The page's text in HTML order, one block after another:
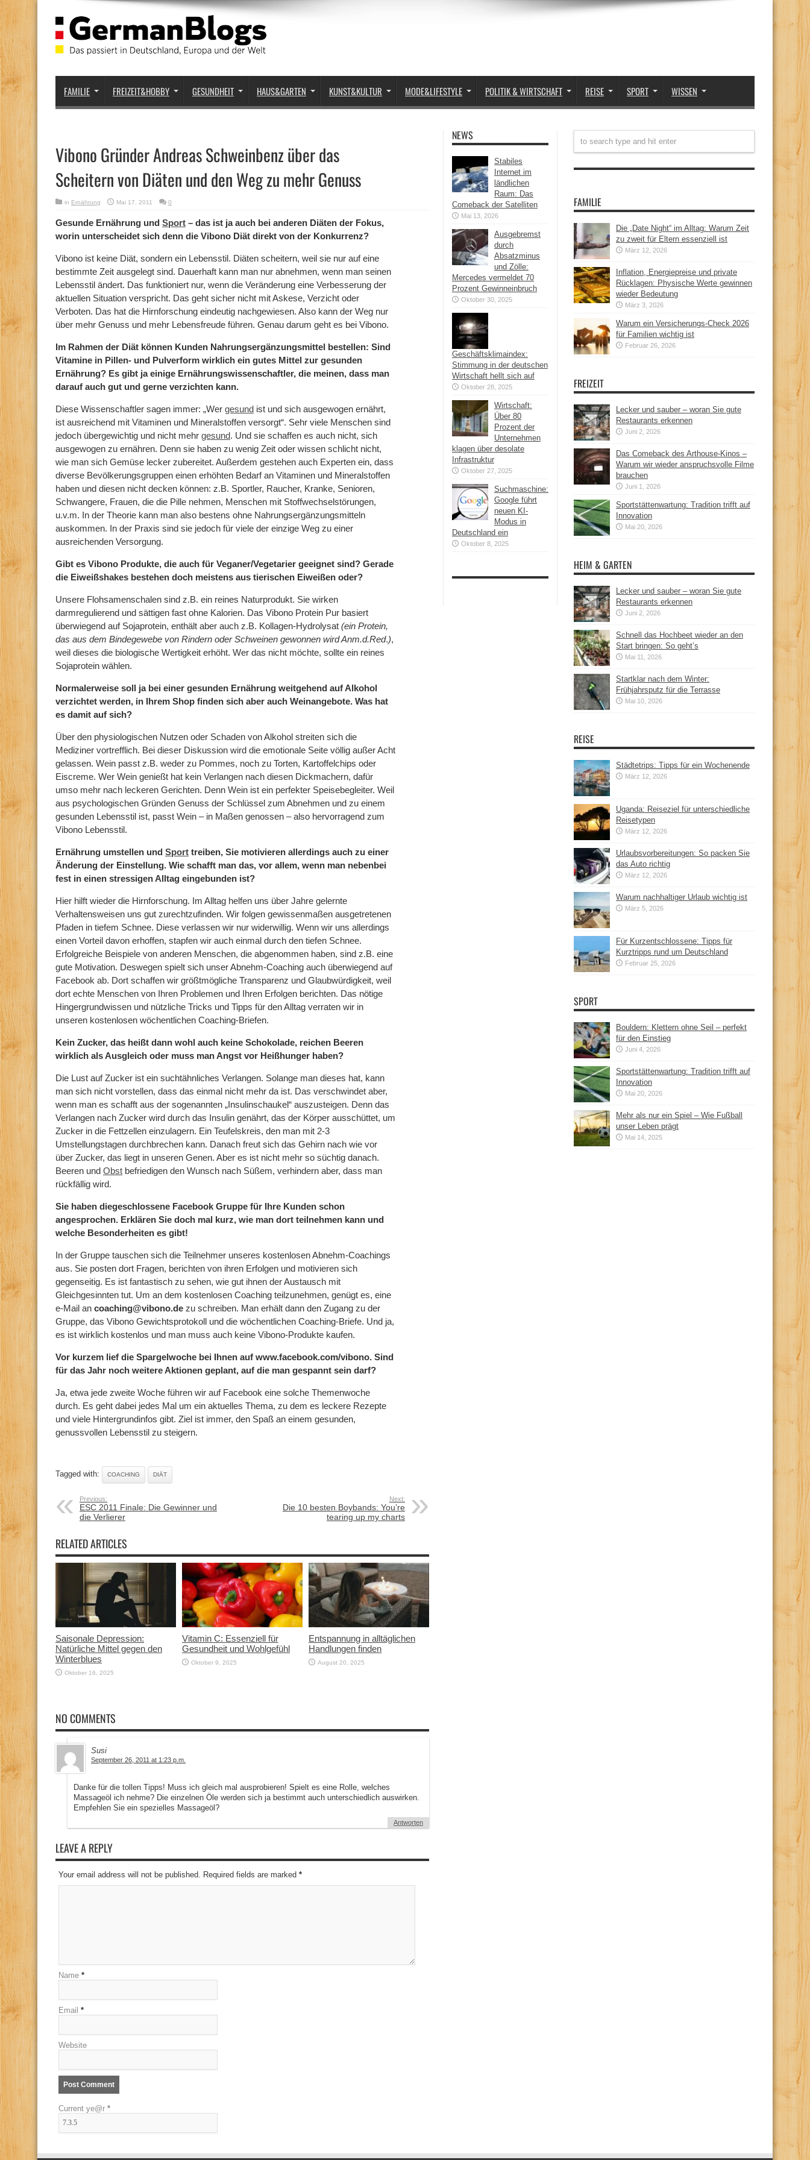
FAMILIE FREIZEIT&HOBBY GESUNDHEIT HAUS&GARTEN KUNST&KULTUR MODE&LIFESTYLE POLITIK & WIRTSCHAFT REISE SPORT WISSEN
Vibono Gründer Andreas Schweinbenz über das
Scheitern von Diäten und den Weg zu mehr Genuss
in Ernährung Mai 17, 2011 0
Gesunde Ernährung und Sport – das ist ja auch bei anderen Diäten der Fokus,
worin unterscheidet sich denn die Vibono Diät direkt von der Konkurrenz?
Vibono ist keine Diät, sondern ein Lebensstil. Diäten scheitern, weil sie nur auf eine
bestimmte Zeit ausgelegt sind. Dauerhaft kann man nur abnehmen, wenn man seinen
Lebensstil ändert. Das funktioniert nur, wenn die Veränderung eine Verbesserung der
aktuellen Situation verspricht. Das geht sicher nicht mit Askese, Verzicht oder
Verboten. Das hat die Hirnforschung eindeutig nachgewiesen. Also kann der Weg nur
über mehr Genuss und mehr Lebensfreude führen. Genau darum geht es bei Vibono.
Im Rahmen der Diät können Kunden Nahrungsergänzungsmittel bestellen: Sind
Vitamine in Pillen- und Pulverform wirklich ein gutes Mittel zur gesunden
Ernährung? Es gibt ja einige Ernährungswissenschaftler, die meinen, dass man
darauf auch gut und gerne verzichten kann.
Diese Wissenschaftler sagen immer: „Wer gesund ist und sich ausgewogen ernährt,
ist ausreichend mit Vitaminen und Mineralstoffen versorgt“. Sehr viele Menschen sind
jedoch übergewichtig und nicht mehr gesund. Und sie schaffen es auch nicht, sich
ausgewogen zu ernähren. Denn sie haben zu wenig Zeit oder wissen schlicht nicht,
wie man sich Gemüse lecker zubereitet. Außerdem gestehen auch Experten ein, dass
diverse Bevölkerungsgruppen einen erhöhten Bedarf an Vitaminen und Mineralstoffen
haben und diesen nicht decken können: z.B. Sportler, Raucher, Kranke, Senioren,
Schwangere, Frauen, die die Pille nehmen, Menschen mit Stoffwechselstörungen,
u.v.m. In der Theorie kann man also bestens ohne Nahrungsergänzungsmitteln
auskommen. In der Praxis sind sie jedoch für viele der einzige Weg zu einer
ausreichenden Versorgung.
Gibt es Vibono Produkte, die auch für Veganer/Vegetarier geeignet sind? Gerade
die Eiweißshakes bestehen doch meistens aus tierischen Eiweißen oder?
Unsere Flohsamenschalen sind z.B. ein reines Naturprodukt. Sie wirken
darmregulierend und sättigen fast ohne Kalorien. Das Vibono Protein Pur basiert
überwiegend auf Sojaprotein, enthält aber auch z.B. Kollagen-Hydrolysat (ein Protein,
das aus dem Bindegewebe von Rindern oder Schweinen gewonnen wird Anm.d.Red.),
weil dieses die biologische Wertigkeit erhöht. Wer das nicht möchte, sollte ein reines
Sojaprotein wählen.
Normalerweise soll ja bei einer gesunden Ernährung weitgehend auf Alkohol
verzichtet werden, in Ihrem Shop finden sich aber auch Weinangebote. Was hat
es damit auf sich?
Über den physiologischen Nutzen oder Schaden von Alkohol streiten sich die
Mediziner vortrefflich. Bei dieser Diskussion wird die emotionale Seite völlig außer Acht
gelassen. Wein passt z.B. weder zu Pommes, noch zu Torten, Kartoffelchips oder
Eiscreme. Wer Wein genießt hat kein Verlangen nach diesen Dickmachern, dafür
umso mehr nach leckeren Gerichten. Denn Wein ist ein perfekter Speisebegleiter. Weil
aus psychologischen Gründen Genuss der Schlüssel zum Abnehmen und zu einem
gesunden Lebensstil ist, passt Wein – in Maßen genossen – also hervorragend zum
Vibono Lebensstil.
Ernährung umstellen und Sport treiben, Sie motivieren allerdings auch zu einer
Änderung der Einstellung. Wie schafft man das, vor allem, wenn man nebenbei
fest in einen stressigen Alltag eingebunden ist?
Hier hilft wieder die Hirnforschung. Im Alltag helfen uns über Jahre gelernte
Verhaltensweisen uns gut zurechtzufinden. Wir folgen gewissenmaßen ausgetretenen
Pfaden in tiefem Schnee. Diese verlassen wir nur widerwillig. Wenn wir uns allerdings
einen Vorteil davon erhoffen, stapfen wir auch einmal durch den tiefen Schnee.
Erfolgreiche Beispiele von anderen Menschen, die abgenommen haben, sind z.B. eine
gute Motivation. Deswegen spielt sich unser Abnehm-Coaching auch überwiegend auf
Facebook ab. Dort schaffen wir größtmögliche Transparenz und Glaubwürdigkeit, weil
dort echte Menschen von Ihren Problemen und Ihren Erfolgen berichten. Das nötige
Hingergrundwissen und nützliche Tricks und Tipps für den Alltag verraten wir in
unseren kostenlosen wöchentlichen Coaching-Briefen.
Kein Zucker, das heißt dann wohl auch keine Schokolade, reichen Beeren
wirklich als Ausgleich oder muss man Angst vor Heißhunger haben?
Die Lust auf Zucker ist ein suchtähnliches Verlangen. Solange man dieses hat, kann
man sich nicht vorstellen, dass das einmal nicht mehr da ist. Das verschwindet aber,
wenn man es schafft aus der sogenannten „Insulinschaukel“ auszusteigen. Denn das
Verlangen nach Zucker wird durch das Insulin genährt, das der Körper ausschüttet, um
Zucker in die Fettzellen einzulagern. Ein Teufelskreis, den man mit 2-3
Umstellungstagen durchbrechen kann. Danach freut sich das Gehirn nach wie vor
über Zucker, das liegt in unseren Genen. Aber es ist nicht mehr so süchtig danach.
Beeren und Obst befriedigen den Wunsch nach Süßem, verhindern aber, dass man
rückfällig wird.
Sie haben diegeschlossene Facebook Gruppe für Ihre Kunden schon
angesprochen. Erklären Sie doch mal kurz, wie man dort teilnehmen kann und
welche Besonderheiten es gibt!
In der Gruppe tauschen sich die Teilnehmer unseres kostenlosen Abnehm-Coachings
aus. Sie posten dort Fragen, berichten von ihren Erfolgen und motivieren sich
gegenseitig. Es ist fantastisch zu sehen, wie gut ihnen der Austausch mit
Gleichgesinnten tut. Um an dem kostenlosen Coaching teilzunehmen, genügt es, eine
e-Mail an coaching@vibono.de zu schreiben. Man erhält dann den Zugang zu der
Gruppe, das Vibono Gewichtsprotokoll und die wöchentlichen Coaching-Briefe. Und ja,
es ist wirklich kostenlos und man muss auch keine Vibono-Produkte kaufen.
Vor kurzem lief die Spargelwoche bei Ihnen auf www.facebook.com/vibono. Sind
für das Jahr noch weitere Aktionen geplant, auf die man gespannt sein darf?
Ja, etwa jede zweite Woche führen wir auf Facebook eine solche Themenwoche
durch. Es geht dabei jedes Mal um ein aktuelles Thema, zu dem es leckere Rezepte
und viele Hintergrundinfos gibt. Ziel ist immer, den Spaß an einem gesunden,
genussvollen Lebensstil zu steigern.
Tagged with: COACHING DIÄT
Previous:
ESC 2011 Finale: Die Gewinner und
die Verlierer
Next:
Die 10 besten Boybands: You’re
tearing up my charts
RELATED ARTICLES
Saisonale Depression:
Natürliche Mittel gegen den
Winterblues
Oktober 16, 2025
Vitamin C: Essenziell für
Gesundheit und Wohlgefühl
Oktober 9, 2025
Entspannung in alltäglichen
Handlungen finden
August 20, 2025
NO COMMENTS
Susi
September 26, 2011 at 1:23 p.m.
Danke für die tollen Tipps! Muss ich gleich mal ausprobieren! Spielt es eine Rolle, welches
Massageöl ich nehme? Die einzelnen Öle werden sich ja bestimmt auch unterschiedlich auswirken.
Empfehlen Sie ein spezielles Massageöl?
Antworten
LEAVE A REPLY
Your email address will not be published. Required fields are marked *
Name *
Email *
Website
Current ye@r *
NEWS
Stabiles
Internet im
ländlichen
Raum: Das
Comeback der Satelliten
Mai 13, 2026
Ausgebremst
durch
Absatzminus
und Zölle:
Mercedes vermeldet 70
Prozent Gewinneinbruch
Oktober 30, 2025
Geschäftsklimaindex:
Stimmung in der deutschen
Wirtschaft hellt sich auf
Oktober 28, 2025
Wirtschaft:
Über 80
Prozent der
Unternehmen
klagen über desolate
Infrastruktur
Oktober 27, 2025
Suchmaschine:
Google führt
neuen KI-
Modus in
Deutschland ein
Oktober 8, 2025
FAMILIE
Die „Date Night“ im Alltag: Warum Zeit
zu zweit für Eltern essenziell ist
März 12, 2026
Inflation, Energiepreise und private
Rücklagen: Physische Werte gewinnen
wieder Bedeutung
März 3, 2026
Warum ein Versicherungs-Check 2026
für Familien wichtig ist
Februar 26, 2026
FREIZEIT
Lecker und sauber – woran Sie gute
Restaurants erkennen
Juni 2, 2026
Das Comeback des Arthouse-Kinos –
Warum wir wieder anspruchsvolle Filme
brauchen
Juni 1, 2026
Sportstättenwartung: Tradition trifft auf
Innovation
Mai 20, 2026
HEIM & GARTEN
Lecker und sauber – woran Sie gute
Restaurants erkennen
Juni 2, 2026
Schnell das Hochbeet wieder an den
Start bringen: So geht’s
Mai 11, 2026
Startklar nach dem Winter:
Frühjahrsputz für die Terrasse
Mai 10, 2026
REISE
Städtetrips: Tipps für ein Wochenende
März 12, 2026
Uganda: Reiseziel für unterschiedliche
Reisetypen
März 12, 2026
Urlaubsvorbereitungen: So packen Sie
das Auto richtig
März 12, 2026
Warum nachhaltiger Urlaub wichtig ist
März 5, 2026
Für Kurzentschlossene: Tipps für
Kurztripps rund um Deutschland
Februar 25, 2026
SPORT
Bouldern: Klettern ohne Seil – perfekt
für den Einstieg
Juni 4, 2026
Sportstättenwartung: Tradition trifft auf
Innovation
Mai 20, 2026
Mehr als nur ein Spiel – Wie Fußball
unser Leben prägt
Mai 14, 2025